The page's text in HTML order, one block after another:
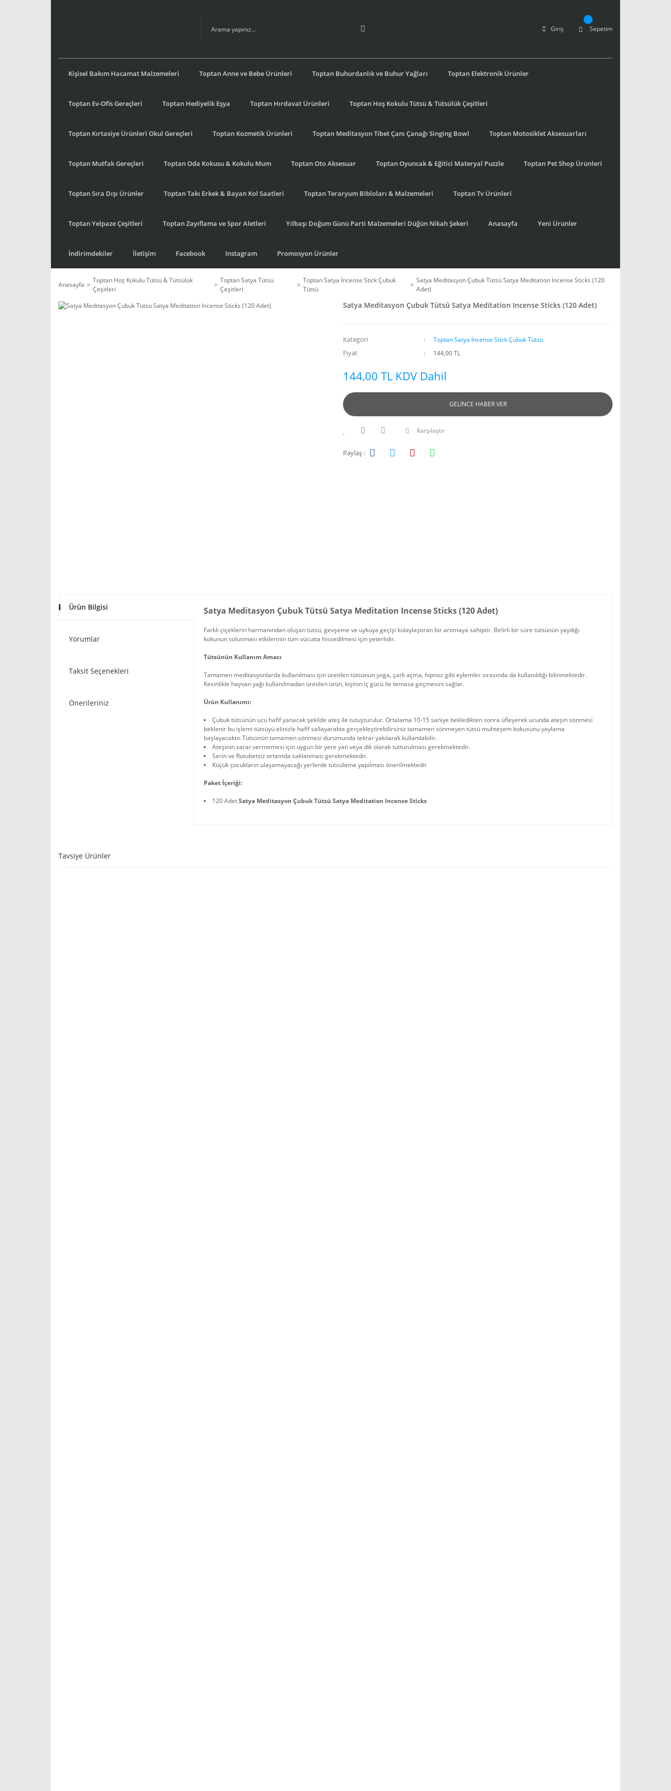
Giriş Sepetim
Kişisel Bakım Hacamat Malzemeleri Toptan Anne ve Bebe Ürünleri Toptan Buhurdanlık ve Buhur Yağları Toptan Elektronik Ürünler
Toptan Ev-Ofis Gereçleri Toptan Hediyelik Eşya Toptan Hırdavat Ürünleri Toptan Hoş Kokulu Tütsü & Tütsülük Çeşitleri
Toptan Kırtasiye Ürünleri Okul Gereçleri Toptan Kozmetik Ürünleri Toptan Meditasyon Tibet Çanı Çanağı Singing Bowl Toptan Motosiklet Aksesuarları
Toptan Mutfak Gereçleri Toptan Oda Kokusu & Kokulu Mum Toptan Oto Aksesuar Toptan Oyuncak & Eğitici Materyal Puzzle Toptan Pet Shop Ürünleri
Toptan Sıra Dışı Ürünler Toptan Takı Erkek & Bayan Kol Saatleri Toptan Teraryum Bibloları & Malzemeleri Toptan Tv Ürünleri
Toptan Yelpaze Çeşitleri Toptan Zayıflama ve Spor Aletleri Yılbaşı Doğum Günü Parti Malzemeleri Düğün Nikah Şekeri Anasayfa Yeni Ürünler
İndirimdekiler İletişim Facebook Instagram Promosyon Ürünler
Anasayfa
Toptan Hoş Kokulu Tütsü & Tütsülük
Çeşitleri
Toptan Satya Tütsü
Çeşitleri
Toptan Satya İncense Stick Çubuk
Tütsü
Satya Meditasyon Çubuk Tütsü Satya Meditation Incense Sticks (120
Adet)
Satya Meditasyon Çubuk Tütsü Satya Meditation Incense Sticks (120 Adet)
Kategori Toptan Satya İncense Stick Çubuk Tütsü
Fiyat 144,00 TL
144,00 TL KDV Dahil
GELİNCE HABER VER
Karşılaştır
Paylaş :
Ürün Bilgisi
Yorumlar
Taksit Seçenekleri
Önerileriniz
Satya Meditasyon Çubuk Tütsü Satya Meditation Incense Sticks (120 Adet)
Farklı çiçeklerin harmanından oluşan tütsü, gevşeme ve uykuya geçişi kolaylaştıran bir aromaya sahiptir. Belirli bir süre tütsünün yaydığı
kokunun solunması etkilerinin tüm vücutta hissedilmesi için yeterlidir.
Tütsünün Kullanım Amacı
Tamamen meditasyonlarda kullanılması için üretilen tütsünün yoga, çark açma, hipnoz gibi eylemler sırasında da kullanıldığı bilinmektedir.
Kesinlikle hayvan yağı kullanılmadan üretilen ürün, kişinin iç gücü ile temasa geçmesini sağlar.
Ürün Kullanımı:
Çubuk tütsünün ucu hafif yanacak şekilde ateş ile tutuşturulur. Ortalama 10-15 saniye bekledikten sonra üfleyerek ucunda ateşin sönmesi
beklenir bu işlemi tütsüyü elinizle hafif sallayarakta gerçekleştirebilirsiniz tamamen sönmeyen tütsü muhteşem kokusunu yaylama
başlayacaktır.Tütsünün tamamen sönmesi durumunda tekrar yakılarak kullanılabilir.
Ateşinin zarar vermemesi için uygun bir yere yan veya dik olarak tutturulması gerekmektedir.
Serin ve Rutubetsiz ortamda saklanması gerekmektedir.
Küçük çocukların ulaşamayacağı yerlerde tütsüleme yapılması önerilmektedir
Paket İçeriği:
120 AdetSatya Meditasyon Çubuk Tütsü Satya Meditation Incense Sticks
Tavsiye Ürünler